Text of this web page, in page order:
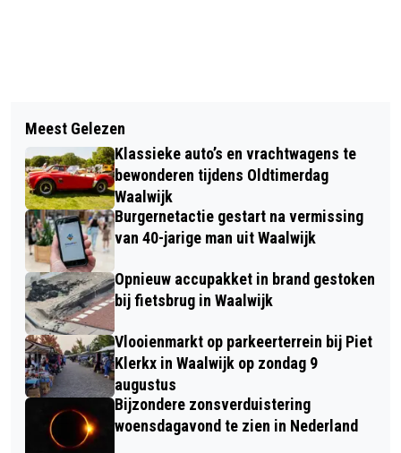
DE TILBURGSE KERMIS ZIT ER OP, IN
WAALWIJK GAAT ‘IE NOG EVEN DOOR!
MAN (21) SLAAT EN TRAPT VRIENDIN
BEWUSTELOOS EN GOOIT HAAR UIT
AUTO IN WASPIK
Meest Gelezen
Klassieke auto’s en vrachtwagens te
bewonderen tijdens Oldtimerdag
Waalwijk
Burgernetactie gestart na vermissing
van 40-jarige man uit Waalwijk
Opnieuw accupakket in brand gestoken
bij fietsbrug in Waalwijk
Vlooienmarkt op parkeerterrein bij Piet
Klerkx in Waalwijk op zondag 9
augustus
Bijzondere zonsverduistering
woensdagavond te zien in Nederland